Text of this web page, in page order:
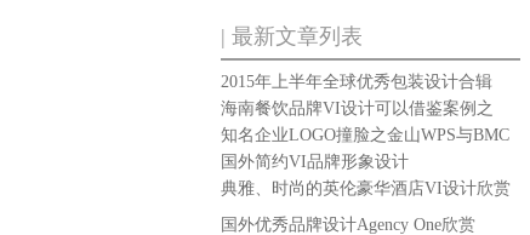
| 最新文章列表
2015年上半年全球优秀包装设计合辑
海南餐饮品牌VI设计可以借鉴案例之
TOAST&BACON品牌设计
知名企业LOGO撞脸之金山WPS与BMC
新LOGO设计
国外简约VI品牌形象设计
典雅、时尚的英伦豪华酒店VI设计欣赏
国外优秀品牌设计Agency One欣赏